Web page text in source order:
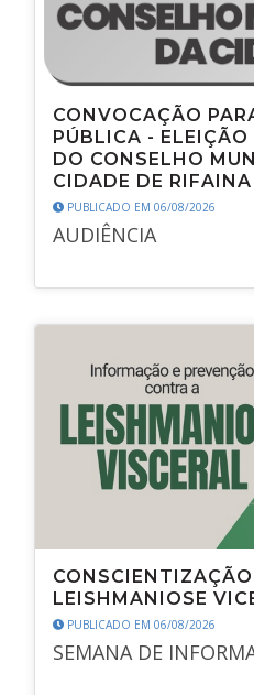
CONVOCAÇÃO
PÚBLICA - ELEIÇÃO
DO CONSELHO
CIDADE DE RIFAINA
PUBLICADO EM 06/08/2026
AUDIÊNCIA
LEISHMANIOSE
PUBLICADO EM 06/08/2026
SEMANA DE